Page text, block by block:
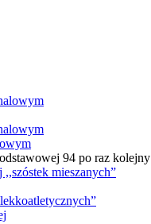
94 po raz kolejny
mieszanych”